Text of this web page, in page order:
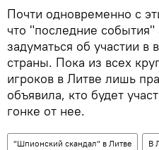
Почти одновременно с
что "последние события"
задуматься об участии в
страны. Пока из всех
игроков в Литве лишь
объявила, кто будет
гонке от нее.
"Шпионский скандал" в Литве В